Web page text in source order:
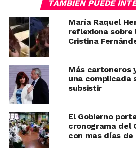
TAMBIÉN PUEDE
María Raquel
reflexiona sobre
Cristina
Más cartoneros
una complicada
subsistir
El Gobierno
cronograma del
con mas días de